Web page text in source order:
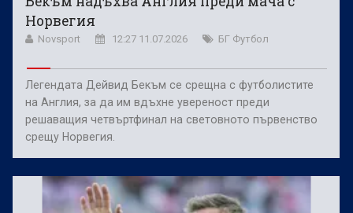
Норвегия
Novsport 12:27 11.07.2026 БГ Футбол
Легендата Дейвид Бекъм се срещна с футболистите
на Англия, за да им вдъхне увереност преди
решаващия четвъртфинал на световното първенство
срещу Норвегия.